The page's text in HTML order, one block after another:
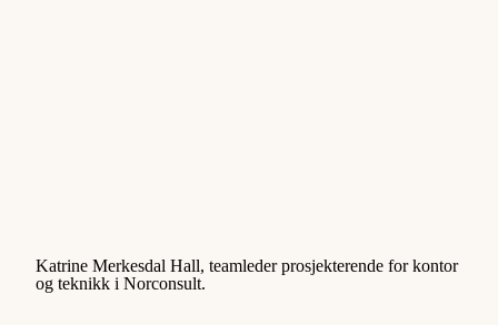
Katrine Merkesdal Hall, teamleder prosjekterende for kontor
og teknikk i Norconsult.